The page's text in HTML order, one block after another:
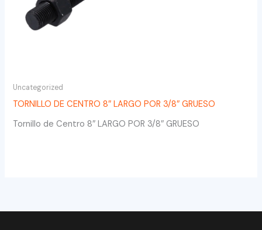
Uncategorized
TORNILLO DE CENTRO 8″ LARGO POR 3/8″ GRUESO
Tornillo de Centro 8″ LARGO POR 3/8″ GRUESO